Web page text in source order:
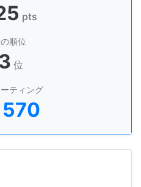
pts
順位
位
ティング
570